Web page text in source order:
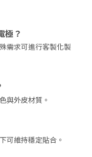
極？
需求可進行客製化製
與外皮材質。
可維持穩定貼合。